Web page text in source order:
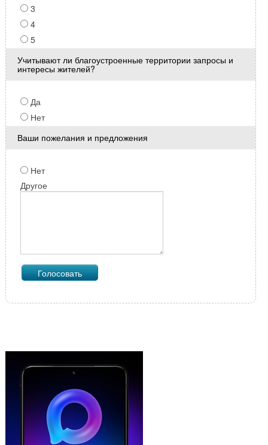
3
4
5
Учитывают ли благоустроенные территории запросы и
интересы жителей?
Да
Нет
Ваши пожелания и предложения
Нет
Другое